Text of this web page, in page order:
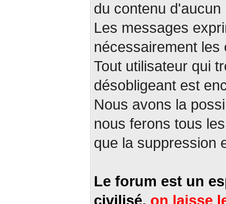
du contenu d'aucun
Les messages
nécessairement
Tout utilisateur qui
désobligeant est
Nous avons la
nous ferons tous
que la suppression
Le forum est un
civilisé, on laisse